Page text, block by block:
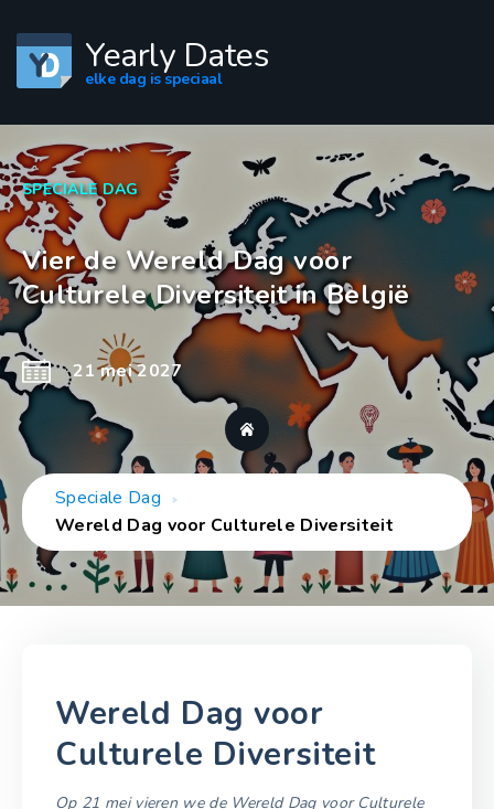
Yearly Dates
elke dag is speciaal
SPECIALE DAG
Vier de Wereld Dag voor
Culturele Diversiteit in België
21 mei 2027
Speciale Dag
Wereld Dag voor Culturele Diversiteit
Wereld Dag voor
Culturele Diversiteit
Op 21 mei vieren we de Wereld Dag voor Culturele